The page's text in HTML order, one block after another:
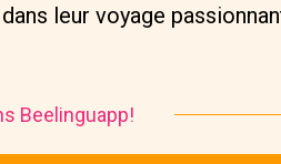
leur voyage
Beelinguapp!